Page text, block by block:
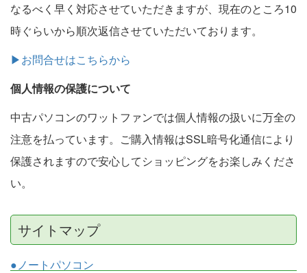
なるべく早く対応させていただきますが、現在のところ10
時ぐらいから順次返信させていただいております。
▶お問合せはこちらから
個人情報の保護について
中古パソコンのワットファンでは個人情報の扱いに万全の
注意を払っています。ご購入情報はSSL暗号化通信により
保護されますので安心してショッピングをお楽しみくださ
い。
サイトマップ
●ノートパソコン